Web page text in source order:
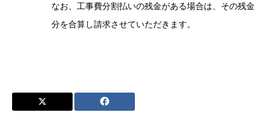
なお、工事費分割払いの残金がある場合は、その残金
分を合算し請求させていただきます。